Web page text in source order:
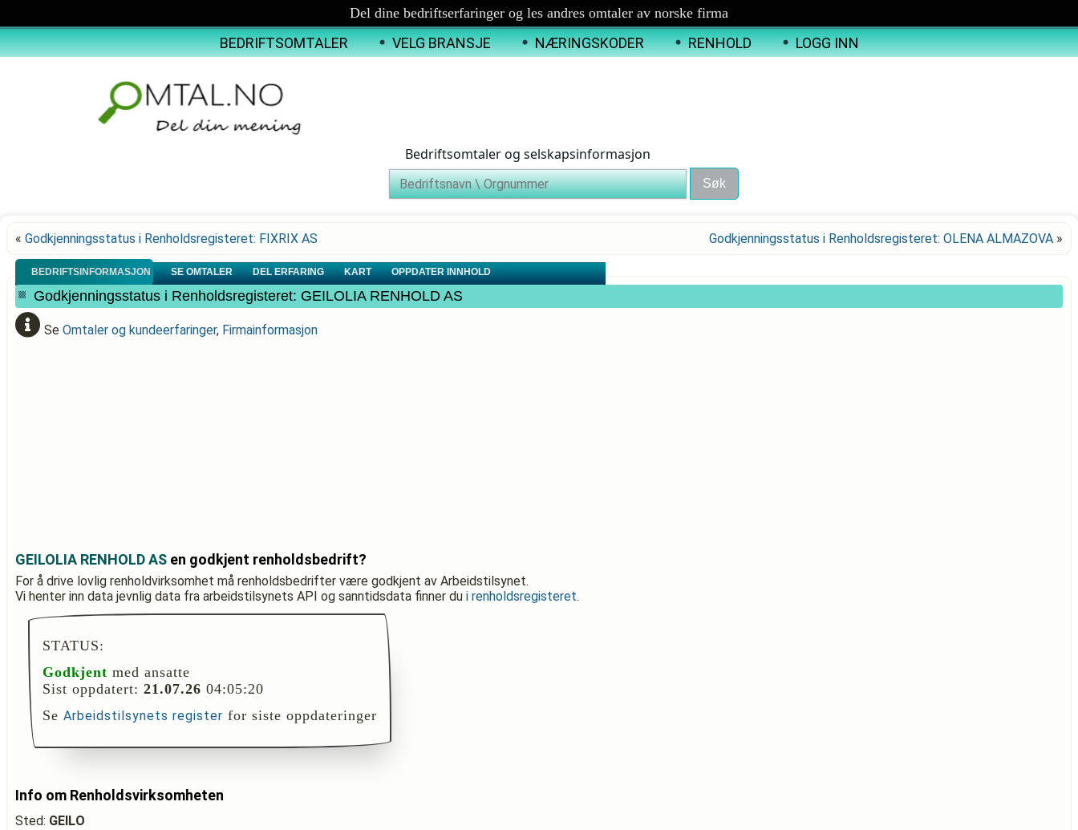
Del dine bedriftserfaringer og les andres omtaler av norske firma
BEDRIFTSOMTALER VELG BRANSJE NÆRINGSKODER RENHOLD LOGG INN
Bedriftsomtaler og selskapsinformasjon
« Godkjenningsstatus i Renholdsregisteret: FIXRIX AS Godkjenningsstatus i Renholdsregisteret: OLENA ALMAZOVA »
BEDRIFTSINFORMASJON SE OMTALER DEL ERFARING KART OPPDATER INNHOLD
Godkjenningsstatus i Renholdsregisteret: GEILOLIA RENHOLD AS
Se Omtaler og kundeerfaringer, Firmainformasjon
GEILOLIA RENHOLD AS en godkjent renholdsbedrift?
For å drive lovlig renholdvirksomhet må renholdsbedrifter være godkjent av Arbeidstilsynet.
Vi henter inn data jevnlig data fra arbeidstilsynets API og sanntidsdata finner du i renholdsregisteret.
STATUS:
Godkjent med ansatte
Sist oppdatert: 21.07.26 04:05:20
Se Arbeidstilsynets register for siste oppdateringer
Info om Renholdsvirksomheten
Sted: GEILO